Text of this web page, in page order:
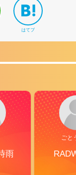
はてブ
雨
ごと